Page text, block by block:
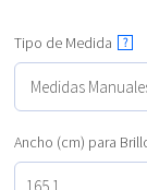
Tipo de Medida ?
Ancho (cm) para